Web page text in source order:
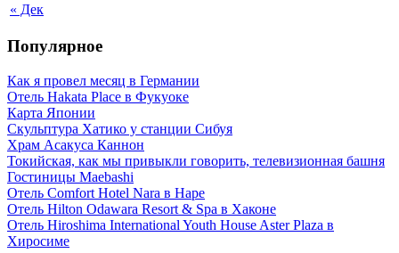
« Дек
Популярное
Как я провел месяц в Германии
Отель Hakata Place в Фукуоке
Карта Японии
Скульптура Хатико у станции Сибуя
Храм Асакуса Каннон
Токийская, как мы привыкли говорить, телевизионная башня
Гостиницы Maebashi
Отель Comfort Hotel Nara в Наре
Отель Hilton Odawara Resort & Spa в Хаконе
Отель Hiroshima International Youth House Aster Plaza в
Хиросиме